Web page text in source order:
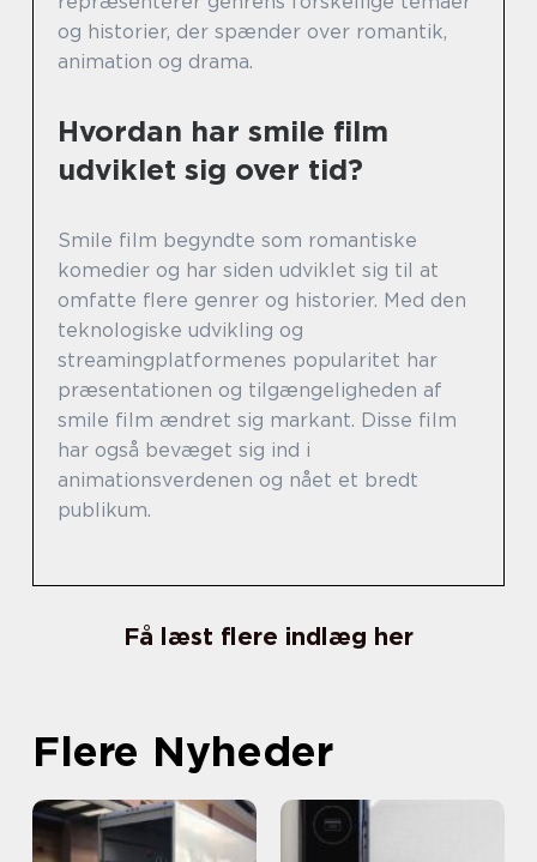
og historier, der spænder over romantik,
animation og drama.
Hvordan har smile film
udviklet sig over tid?
Smile film begyndte som romantiske
komedier og har siden udviklet sig til at
omfatte flere genrer og historier. Med den
teknologiske udvikling og
streamingplatformenes popularitet har
præsentationen og tilgængeligheden af
smile film ændret sig markant. Disse film
har også bevæget sig ind i
animationsverdenen og nået et bredt
publikum.
Få læst flere indlæg her
Flere Nyheder